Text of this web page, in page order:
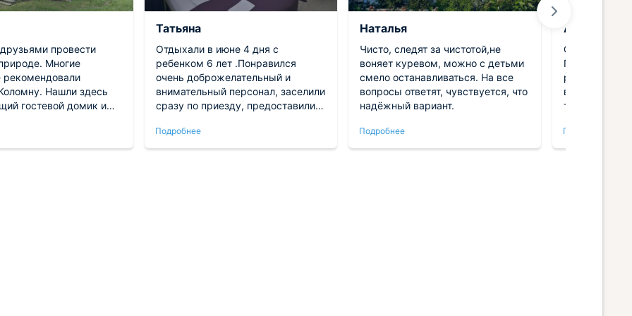
провести
Многие
Нашли здесь
гостевой домик и
проживания всё
Нареканий
Татьяна
Отдыхали в июне 4 дня с
ребенком 6 лет .Понравился
очень доброжелательный и
внимательный персонал, заселили
сразу по приезду, предоставили
свободные номера, чистота везде,
в номере есть все необходимое
Подробнее
Наталья
Чисто, следят за чистотой,не
воняет куревом, можно с детьми
смело останавливаться. На все
вопросы ответят, чувствуется, что
надёжный вариант.
Подробнее
Анна
Отдыхали
Гостевой
расположен.
важные
тапочки,
Полулюкс
ребенком
Подробнее